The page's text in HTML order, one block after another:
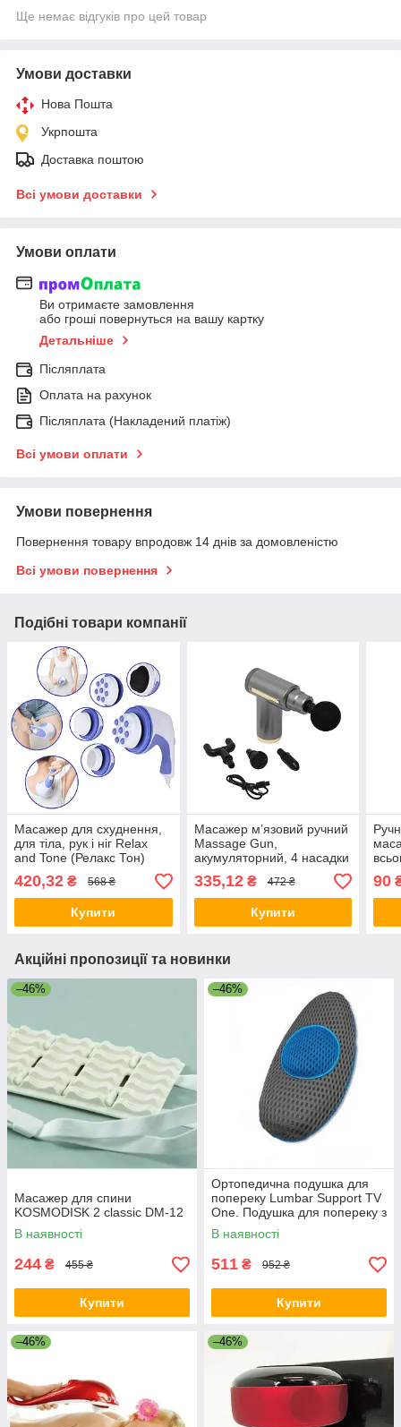
Ще немає відгуків про цей товар
Умови доставки
Нова Пошта
Укрпошта
Доставка поштою
Всі умови доставки
Умови оплати
Ви отримаєте замовлення
або гроші повернуться на вашу картку
Детальніше
Післяплата
Оплата на рахунок
Післяплата (Накладений платіж)
Всі умови оплати
Умови повернення
Повернення товару впродовж 14 днів за домовленістю
Всі умови повернення
Подібні товари компанії
Масажер для схуднення,
для тіла, рук і ніг Relax
and Tone (Релакс Тон)
RelaxTone
420,32 ₴ 568 ₴
Купити
Масажер м’язовий ручний
Massage Gun,
акумуляторний, 4 насадки
для рук, ніг, шиї,
перкусійний масаж
335,12₴ 472 ₴
Купити
90
Акційні пропозиції та новинки
–46%
Масажер для спини
KOSMODISK 2 classic DM-12
В наявності
244 ₴ 455 ₴
Купити
–46%
Ортопедична подушка для
попереку Lumbar Support TV
One. Подушка для попереку з
ефектом пам'яті JA-28
В наявності
511 ₴ 952 ₴
Купити
–46% –46%